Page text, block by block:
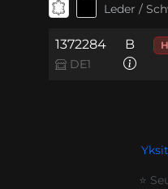
Leder /
1372284
DE1
B
⭐